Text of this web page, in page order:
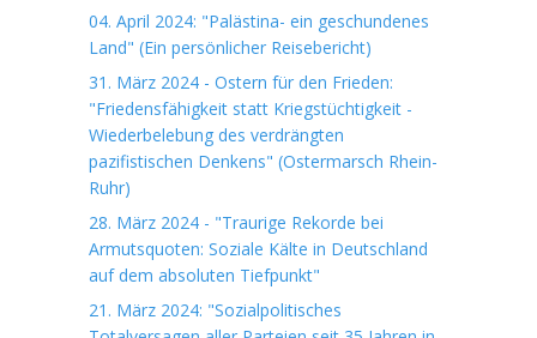
04. April 2024: "Palästina- ein geschundenes
Land" (Ein persönlicher Reisebericht)
31. März 2024 - Ostern für den Frieden:
"Friedensfähigkeit statt Kriegstüchtigkeit -
Wiederbelebung des verdrängten
pazifistischen Denkens" (Ostermarsch Rhein-
Ruhr)
28. März 2024 - "Traurige Rekorde bei
Armutsquoten: Soziale Kälte in Deutschland
auf dem absoluten Tiefpunkt"
21. März 2024: "Sozialpolitisches